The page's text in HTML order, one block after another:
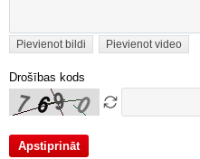
Pievienot bildi Pievienot video
Drošības kods